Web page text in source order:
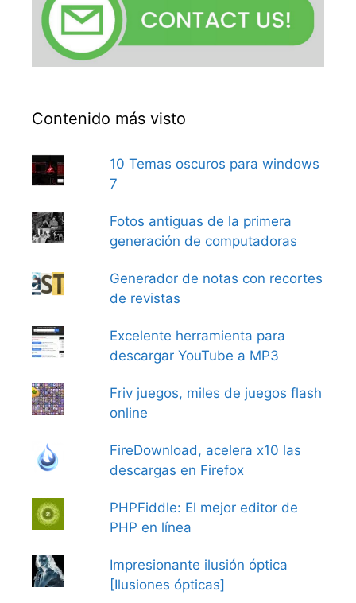
Contenido más visto
10 Temas oscuros para windows
7
Fotos antiguas de la primera
generación de computadoras
Generador de notas con recortes
de revistas
Excelente herramienta para
descargar YouTube a MP3
Friv juegos, miles de juegos flash
online
FireDownload, acelera x10 las
descargas en Firefox
PHPFiddle: El mejor editor de
PHP en línea
Impresionante ilusión óptica
[Ilusiones ópticas]